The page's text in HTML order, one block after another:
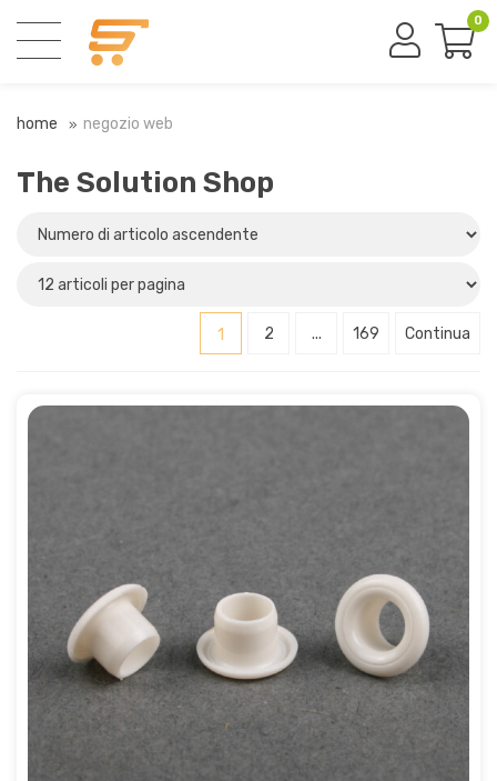
0
home negozio web
The Solution Shop
1 2 ... 169 Continua